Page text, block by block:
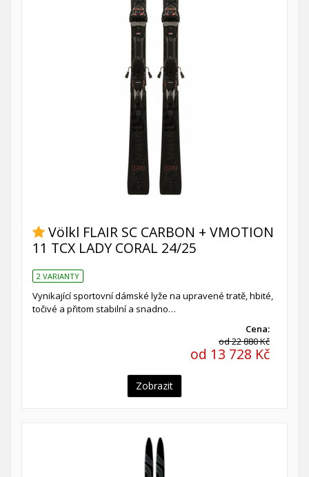
Völkl FLAIR SC CARBON + VMOTION
11 TCX LADY CORAL 24/25
2 VARIANTY
Vynikající sportovní dámské lyže na upravené tratě, hbité,
točivé a přitom stabilní a snadno…
Cena:
od 22 880 Kč
od 13 728 Kč
Zobrazit